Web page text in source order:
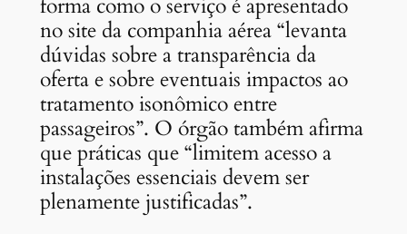
forma como o serviço é apresentado
no site da companhia aérea “levanta
dúvidas sobre a transparência da
oferta e sobre eventuais impactos ao
tratamento isonômico entre
passageiros”. O órgão também afirma
que práticas que “limitem acesso a
instalações essenciais devem ser
plenamente justificadas”.